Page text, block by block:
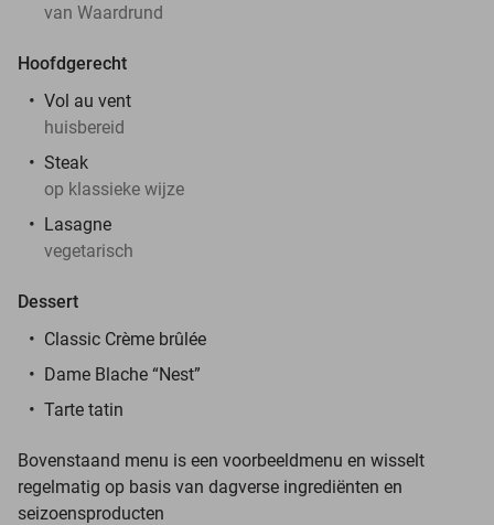
van Waardrund
Hoofdgerecht
Vol au vent
huisbereid
Steak
op klassieke wijze
Lasagne
vegetarisch
Dessert
Classic Crème brûlée
Dame Blache “Nest”
Tarte tatin
Bovenstaand menu is een voorbeeldmenu en wisselt
regelmatig op basis van dagverse ingrediënten en
seizoensproducten